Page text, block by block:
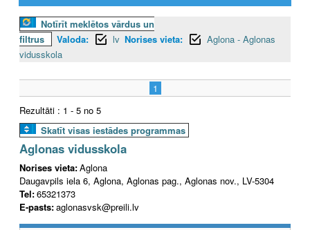
Notīrīt meklētos vārdus un
filtrus
Valoda: lv Norises vieta:
Aglona - Aglonas
vidusskola
1
Rezultāti : 1 - 5 no 5
Skatīt visas iestādes programmas
Aglonas vidusskola
Norises vieta:Aglona
Daugavpils iela 6, Aglona, Aglonas pag., Aglonas nov., LV-5304
Tel:65321373
E-pasts:aglonasvsk@preili.lv